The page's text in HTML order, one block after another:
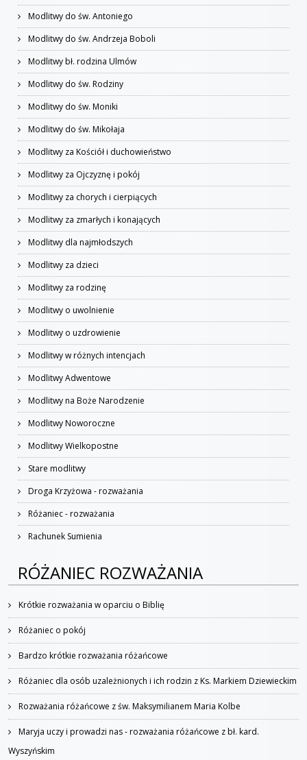
Modlitwy do św. Antoniego
Modlitwy do św. Andrzeja Boboli
Modlitwy bł. rodzina Ulmów
Modlitwy do św. Rodziny
Modlitwy do św. Moniki
Modlitwy do św. Mikołaja
Modlitwy za Kościół i duchowieństwo
Modlitwy za Ojczyznę i pokój
Modlitwy za chorych i cierpiących
Modlitwy za zmarłych i konających
Modlitwy dla najmłodszych
Modlitwy za dzieci
Modlitwy za rodzinę
Modlitwy o uwolnienie
Modlitwy o uzdrowienie
Modlitwy w różnych intencjach
Modlitwy Adwentowe
Modlitwy na Boże Narodzenie
Modlitwy Noworoczne
Modlitwy Wielkopostne
Stare modlitwy
Droga Krzyżowa - rozważania
Różaniec - rozważania
Rachunek Sumienia
RÓŻANIEC ROZWAŻANIA
Krótkie rozważania w oparciu o Biblię
Różaniec o pokój
Bardzo krótkie rozważania różańcowe
Różaniec dla osób uzależnionych i ich rodzin z Ks. Markiem Dziewieckim
Rozważania różańcowe z św. Maksymilianem Maria Kolbe
Maryja uczy i prowadzi nas - rozważania różańcowe z bł. kard.
Wyszyńskim